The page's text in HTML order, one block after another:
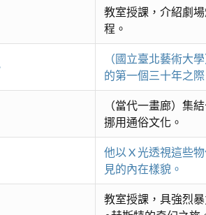
教室授課，介紹劇
程。
（國立臺北藝術大
的第一個三十年之
（當代一畫廊）集
挪用通俗文化。
他以 X 光透視這些
見的內在樣貌。
教室授課，具強烈